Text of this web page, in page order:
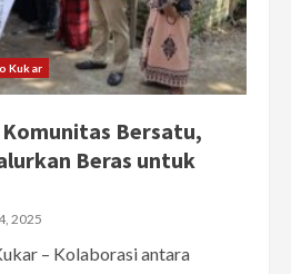
Kukar
Bersatu,
Beras untuk
2025
– Kolaborasi antara